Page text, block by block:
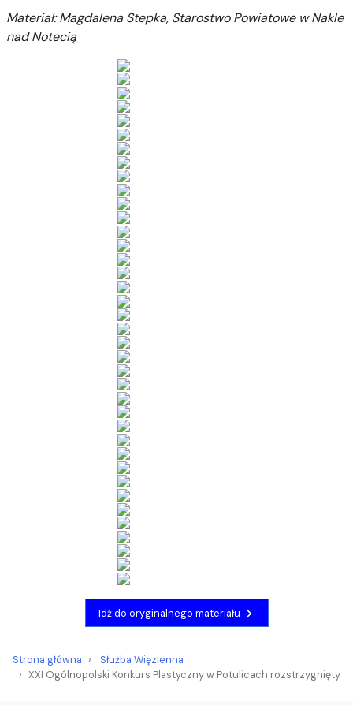
Materiał: Magdalena Stepka, Starostwo Powiatowe w Nakle
nad Notecią
Idź do oryginalnego materiału
Strona główna
Służba Więzienna
XXI Ogólnopolski Konkurs Plastyczny w Potulicach rozstrzygnięty